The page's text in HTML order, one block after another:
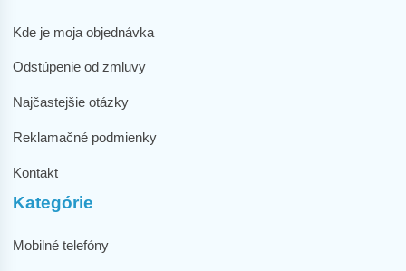
Kde je moja objednávka
Odstúpenie od zmluvy
Najčastejšie otázky
Reklamačné podmienky
Kontakt
Kategórie
Mobilné telefóny